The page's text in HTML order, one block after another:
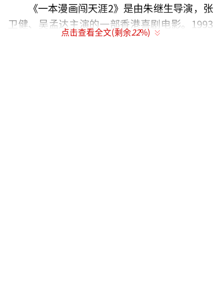
《一本漫画闯天涯2》是由朱继生导演，张
卫健、吴孟达主演的一部香港喜剧电影。1993
点击查看全文(剩余22%)